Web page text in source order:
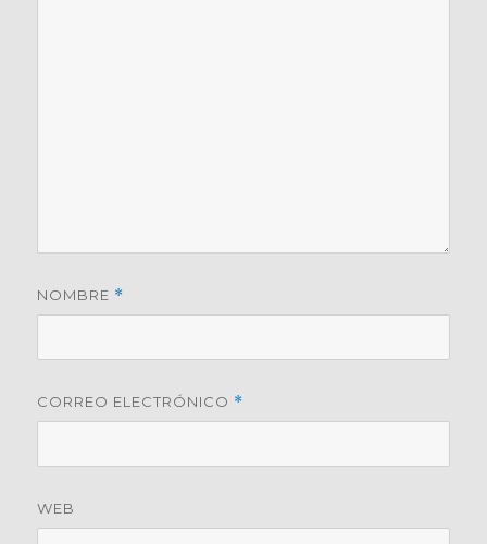
NOMBRE *
CORREO ELECTRÓNICO *
WEB